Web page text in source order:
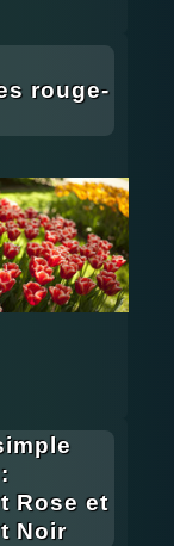
rouge-
Rose et
Noir